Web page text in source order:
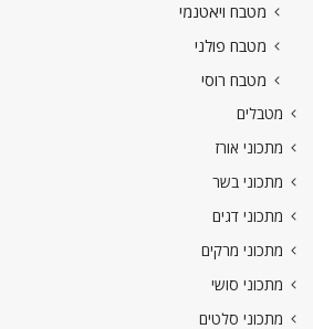
מטבח ויאטנמי
מטבח פולני
מטבח רוסי
מטבלים
מתכוני אורז
מתכוני בשר
מתכוני דגים
מתכוני מרקים
מתכוני סושי
מתכוני סלטים